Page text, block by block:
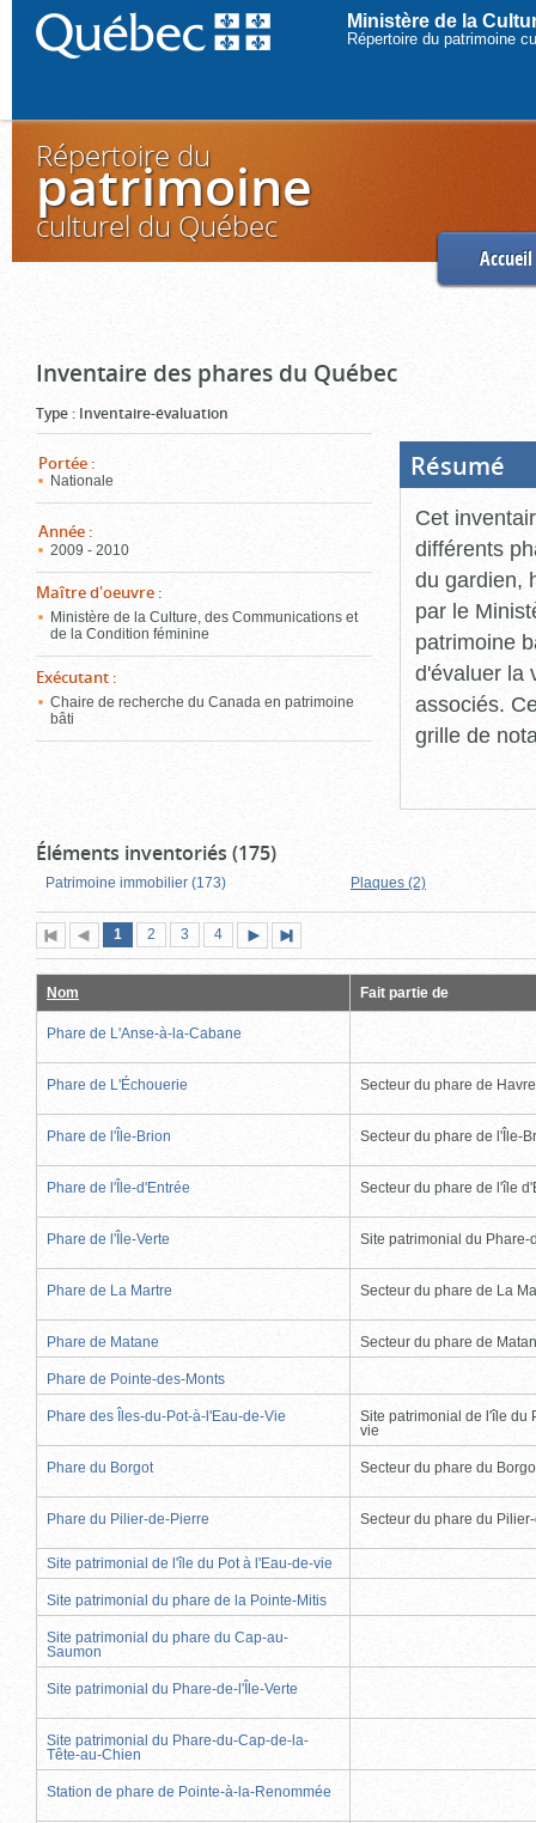
Ministère de la
Répertoire du patrimoine
Répertoire du
patrimoine
culturel du Québec
Accueil
Inventaire des phares du Québec
Type : Inventaire-évaluation
Portée :
Nationale
Année :
2009 - 2010
Maître d'oeuvre :
Ministère de la Culture, des Communications et
de la Condition féminine
Exécutant :
Chaire de recherche du Canada en patrimoine
bâti
Résumé
Cet
différents
du gardien,
par le
patrimoine
d'évaluer la
associés.
grille de
Éléments inventoriés (175)
Patrimoine immobilier (173) Plaques (2)
Première
page
Page
précédente
Page
1 (page
actuelle)
Page
2 Page
3 Page
4
suivante
page
Nom Fait partie de
Phare de L'Anse-à-la-Cabane
Phare de L'Échouerie Secteur du phare de
Phare de l'Île-Brion Secteur du phare de l'Île-
Phare de l'Île-d'Entrée Secteur du phare de l'île
Phare de l'Île-Verte Site patrimonial du Phare-
Phare de La Martre Secteur du phare de La
Phare de Matane Secteur du phare de
Phare de Pointe-des-Monts
Phare des Îles-du-Pot-à-l'Eau-de-Vie
Site patrimonial de l'île du
vie
Phare du Borgot Secteur du phare du
Phare du Pilier-de-Pierre Secteur du phare du
Site patrimonial de l'île du Pot à l'Eau-de-vie
Site patrimonial du phare de la Pointe-Mitis
Site patrimonial du phare du Cap-au-
Saumon
Site patrimonial du Phare-de-l'Île-Verte
Site patrimonial du Phare-du-Cap-de-la-
Tête-au-Chien
Station de phare de Pointe-à-la-Renommée